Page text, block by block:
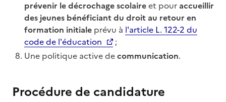
prévenir le décrochage scolaireet pouraccueillir
des jeunes bénéficiant du droit au retour en
formation initiale prévu à l'article L. 122-2 du
code de l'éducation
;
Une politique active decommunication.
Procédure de candidature